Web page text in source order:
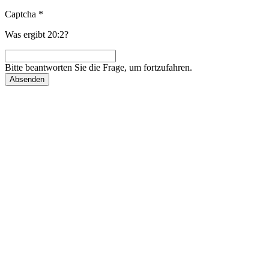
Captcha *
Was ergibt 20:2?
Bitte beantworten Sie die Frage, um fortzufahren.
Absenden